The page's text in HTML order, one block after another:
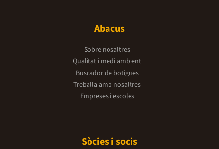
Abacus
Sobre nosaltres
Qualitat i medi ambient
Buscador de botigues
Treballa amb nosaltres
Empreses i escoles
Sòcies i socis